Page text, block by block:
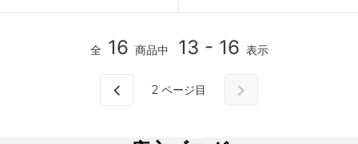
全 16 商品中 13 - 16 表示
2 ページ目